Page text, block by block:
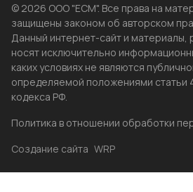
© 2026 ООО "ЕСМ". Все права на
защищены законом об авторском
Данный интернет-сайт и
носят исключительно
каких условиях не являются
определяемой положениями статьи
кодекса РФ.
Политика в отношении обработки
Создание сайта WRP